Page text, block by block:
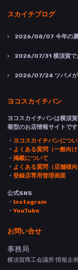
スカイチブログ
2026/08/07 今年の
2026/07/31 横須賀
2026/07/24 ツバメ
ヨコスカイチバン
ヨコスカイチバンは横須
着型のお店情報サイトで
・ ヨコスカイチバンにつ
・ よくある質問（一般向け
・ 掲載について
・ よくある質問（店舗様向
・ 登録店専用管理画面
公式SNS
・ Instagram
・ YouTube
お問い合せ
事務局
横須賀商工会議所 情報企